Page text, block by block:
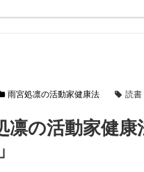
雨宮処凛の活動家健康法 読書
凛の活動家健